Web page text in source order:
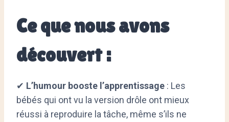
Ce que nous avons
découvert :
✔ L’humour booste l’apprentissage : Les
bébés qui ont vu la version drôle ont mieux
réussi à reproduire la tâche, même s’ils ne